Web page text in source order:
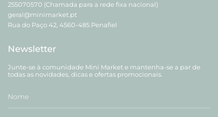
255070570 (Chamada para a rede fixa nacional)
geral@minimarket.pt
Rua do Paço 42, 4560-485 Penafiel
Newsletter
Junte-se à comunidade Mini Market e mantenha-se a par de
todas as novidades, dicas e ofertas promocionais.